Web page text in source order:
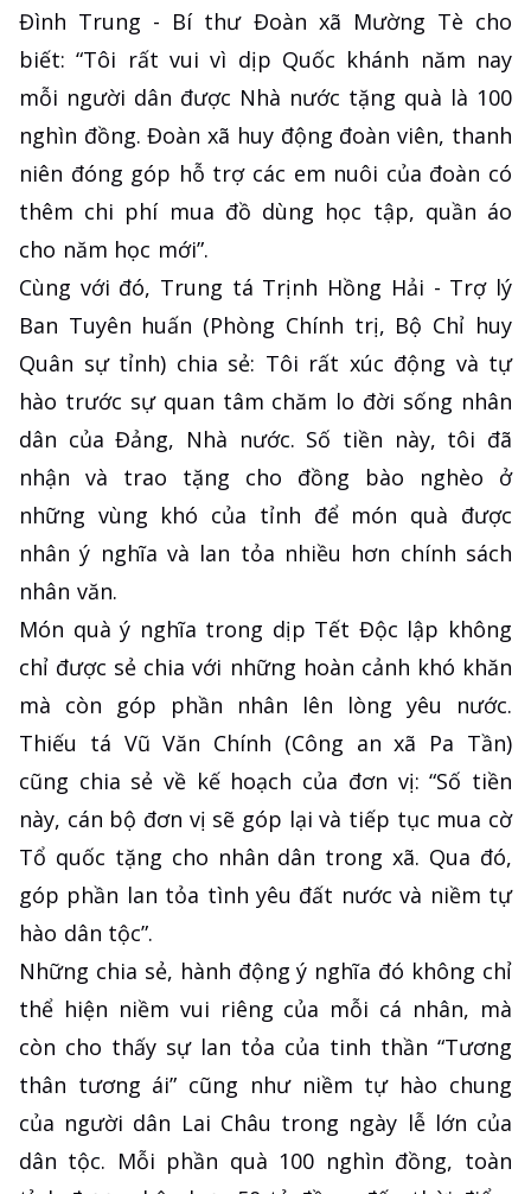
Đình Trung - Bí thư Đoàn xã Mường Tè cho
biết: “Tôi rất vui vì dịp Quốc khánh năm nay
mỗi người dân được Nhà nước tặng quà là 100
nghìn đồng. Đoàn xã huy động đoàn viên, thanh
niên đóng góp hỗ trợ các em nuôi của đoàn có
thêm chi phí mua đồ dùng học tập, quần áo
cho năm học mới”.
Cùng với đó, Trung tá Trịnh Hồng Hải - Trợ lý
Ban Tuyên huấn (Phòng Chính trị, Bộ Chỉ huy
Quân sự tỉnh) chia sẻ: Tôi rất xúc động và tự
hào trước sự quan tâm chăm lo đời sống nhân
dân của Đảng, Nhà nước. Số tiền này, tôi đã
nhận và trao tặng cho đồng bào nghèo ở
những vùng khó của tỉnh để món quà được
nhân ý nghĩa và lan tỏa nhiều hơn chính sách
nhân văn.
Món quà ý nghĩa trong dịp Tết Độc lập không
chỉ được sẻ chia với những hoàn cảnh khó khăn
mà còn góp phần nhân lên lòng yêu nước.
Thiếu tá Vũ Văn Chính (Công an xã Pa Tần)
cũng chia sẻ về kế hoạch của đơn vị: “Số tiền
này, cán bộ đơn vị sẽ góp lại và tiếp tục mua cờ
Tổ quốc tặng cho nhân dân trong xã. Qua đó,
góp phần lan tỏa tình yêu đất nước và niềm tự
hào dân tộc”.
Những chia sẻ, hành động ý nghĩa đó không chỉ
thể hiện niềm vui riêng của mỗi cá nhân, mà
còn cho thấy sự lan tỏa của tinh thần “Tương
thân tương ái” cũng như niềm tự hào chung
của người dân Lai Châu trong ngày lễ lớn của
dân tộc. Mỗi phần quà 100 nghìn đồng, toàn